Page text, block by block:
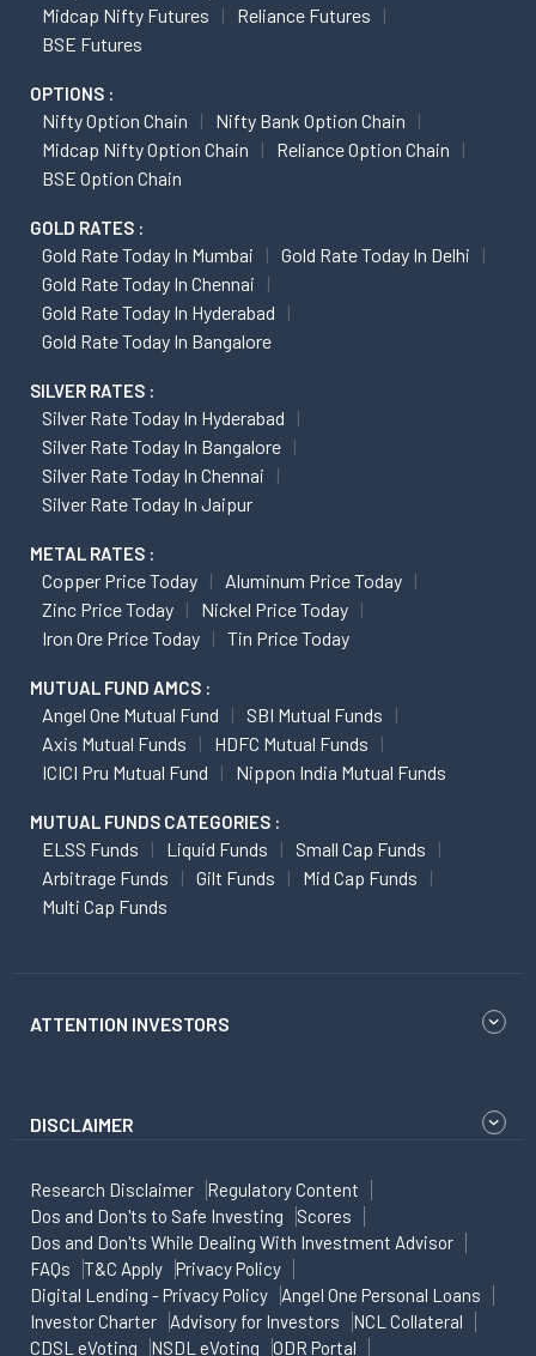
Midcap Nifty Futures
Reliance Futures
BSE Futures
OPTIONS :
Nifty Option Chain
Nifty Bank Option Chain
Midcap Nifty Option Chain
Reliance Option Chain
BSE Option Chain
GOLD RATES :
Gold Rate Today In Mumbai
Gold Rate Today In Delhi
Gold Rate Today In Chennai
Gold Rate Today In Hyderabad
Gold Rate Today In Bangalore
SILVER RATES :
Silver Rate Today In Hyderabad
Silver Rate Today In Bangalore
Silver Rate Today In Chennai
Silver Rate Today In Jaipur
METAL RATES :
Copper Price Today
Aluminum Price Today
Zinc Price Today
Nickel Price Today
Iron Ore Price Today
Tin Price Today
MUTUAL FUND AMCS :
Angel One Mutual Fund
SBI Mutual Funds
Axis Mutual Funds
HDFC Mutual Funds
ICICI Pru Mutual Fund
Nippon India Mutual Funds
MUTUAL FUNDS CATEGORIES :
ELSS Funds Liquid Funds
Small Cap Funds
Arbitrage Funds
Gilt Funds
Mid Cap Funds
Multi Cap Funds
ATTENTION INVESTORS
DISCLAIMER
Research Disclaimer
Regulatory Content
Dos and Don'ts to Safe Investing
Scores
Dos and Don'ts While Dealing With Investment Advisor
FAQs
T&C Apply
Privacy Policy
Digital Lending - Privacy Policy
Angel One Personal Loans
Investor Charter
Advisory for Investors
NCL Collateral
CDSL eVoting
NSDL eVoting ODR Portal